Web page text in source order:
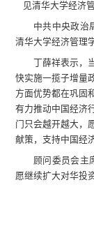
见清华大学经济
中共中央政治
清华大学经济管理
丁薛祥表示，
快实施一揽子增量
方面优势都在巩固
有力推动中国经济
门只会越开越大，
献策，支持中国经
顾问委员会主
愿继续扩大对华投